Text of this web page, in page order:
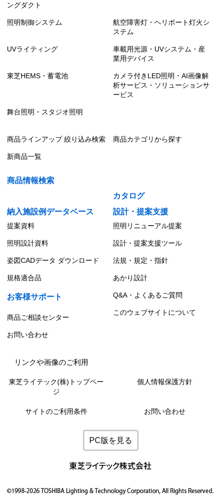
ングダクト
照明制御システム
航空障害灯・ヘリポート灯火シ
ステム
UVライティング
車載用光源・UVシステム・産
業用デバイス
東芝HEMS・蓄電池
カメラ付きLED照明・AI画像解
析サービス・ソリューションサ
ービス
舞台照明・スタジオ照明
商品ラインアップ 絞り込み検索 商品カテゴリから探す
新商品一覧
商品情報検索
カタログ
納入施設例データベース
設計・提案支援
提案資料 照明リニューアル提案
照明設計資料 設計・提案支援ツール
姿図CADデータ ダウンロード 法規・規定・指針
規格適合品 あかり設計
お客様サポート Q&A・よくあるご質問
商品ご相談センター
このウェブサイトについて
お問い合わせ
リンクや画像のご利用
東芝ライテック(株)トップペー
ジ
個人情報保護方針
サイトのご利用条件 お問い合わせ
PC版を見る